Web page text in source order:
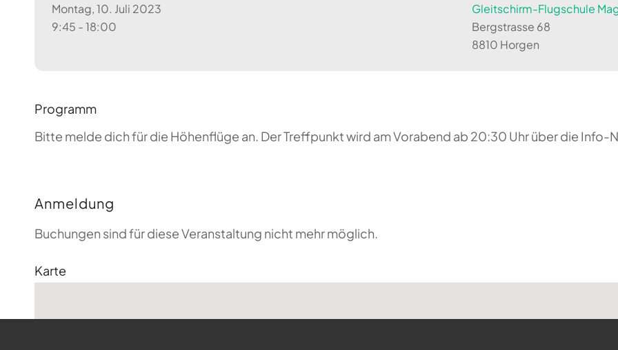
Montag, 10. Juli 2023
9:45 - 18:00
Gleitschirm-Flugschule
Bergstrasse 68
8810 Horgen
Programm
Bitte melde dich für die Höhenflüge an. Der Treffpunkt wird am Vorabend ab 20:30 Uhr über die Info-
Anmeldung
Buchungen sind für diese Veranstaltung nicht mehr möglich.
Karte